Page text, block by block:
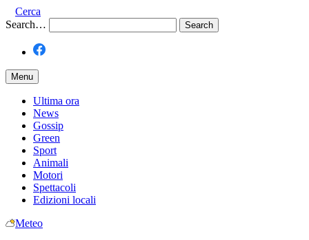
Cerca
Search…
Menu
Ultima ora
News
Gossip
Green
Sport
Animali
Motori
Spettacoli
Edizioni locali
Meteo